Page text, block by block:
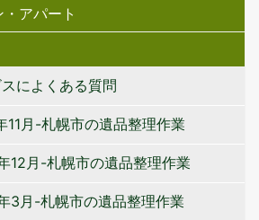
アパート
によくある質問
月-札幌市の遺品整理作業
12月-札幌市の遺品整理作業
3月-札幌市の遺品整理作業